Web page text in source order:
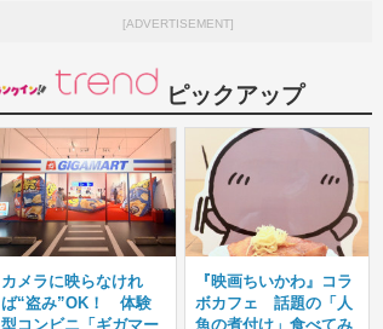
[ADVERTISEMENT]
ピックアップ
カメラに映らなけれ
ば“盗み”OK！ 体験
型コンビニ「ギガマー
『映画ちいかわ』コラ
ボカフェ 話題の「人
魚の煮付け」食べてみ